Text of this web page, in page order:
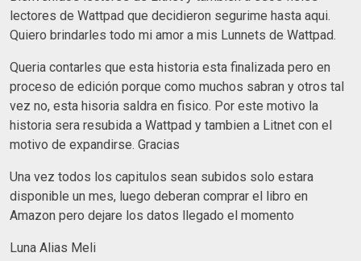
lectores de Wattpad que decidieron segurime hasta aqui.
Quiero brindarles todo mi amor a mis Lunnets de Wattpad.
Queria contarles que esta historia esta finalizada pero en
proceso de edición porque como muchos sabran y otros tal
vez no, esta hisoria saldra en fisico. Por este motivo la
historia sera resubida a Wattpad y tambien a Litnet con el
motivo de expandirse. Gracias
Una vez todos los capitulos sean subidos solo estara
disponible un mes, luego deberan comprar el libro en
Amazon pero dejare los datos llegado el momento
Luna Alias Meli